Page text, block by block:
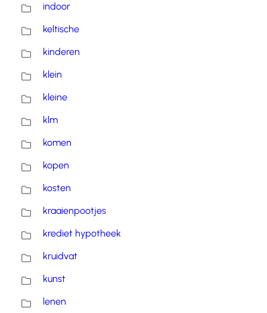
indoor
keltische
kinderen
klein
kleine
klm
komen
kopen
kosten
kraaienpootjes
krediet hypotheek
kruidvat
kunst
lenen